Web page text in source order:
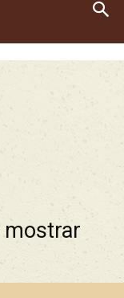
mostrar